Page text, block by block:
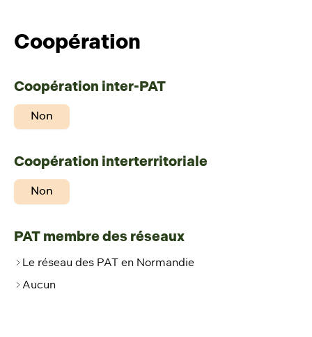
Coopération
Coopération inter-PAT
Non
Coopération interterritoriale
Non
PAT membre des réseaux
Le réseau des PAT en Normandie
Aucun